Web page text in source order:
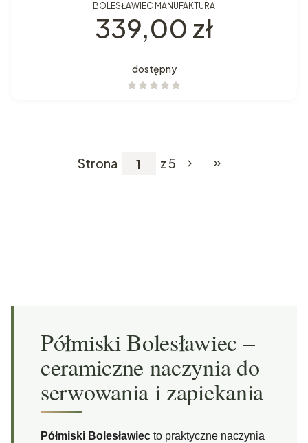
BOLESŁAWIEC MANUFAKTURA
Cena
339,00 zł
dostępny
Strona z 5 Przejdź do
Półmiski Bolesławiec –
ceramiczne naczynia do
serwowania i zapiekania
Półmiski Bolesławiec to praktyczne naczynia